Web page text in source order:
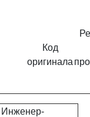
Код
оригинала
Инженер-